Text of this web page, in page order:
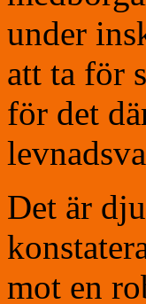
under
att ta för
för det
Det är
mot en